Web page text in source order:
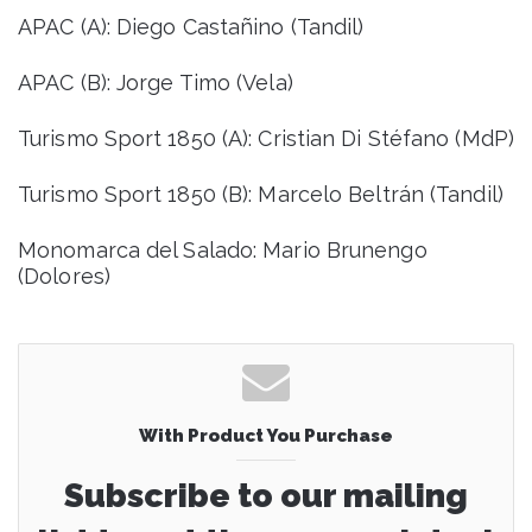
APAC (A): Diego Castañino (Tandil)
APAC (B): Jorge Timo (Vela)
Turismo Sport 1850 (A): Cristian Di Stéfano (MdP)
Turismo Sport 1850 (B): Marcelo Beltrán (Tandil)
Monomarca del Salado: Mario Brunengo
(Dolores)
With Product You Purchase
Subscribe to our mailing